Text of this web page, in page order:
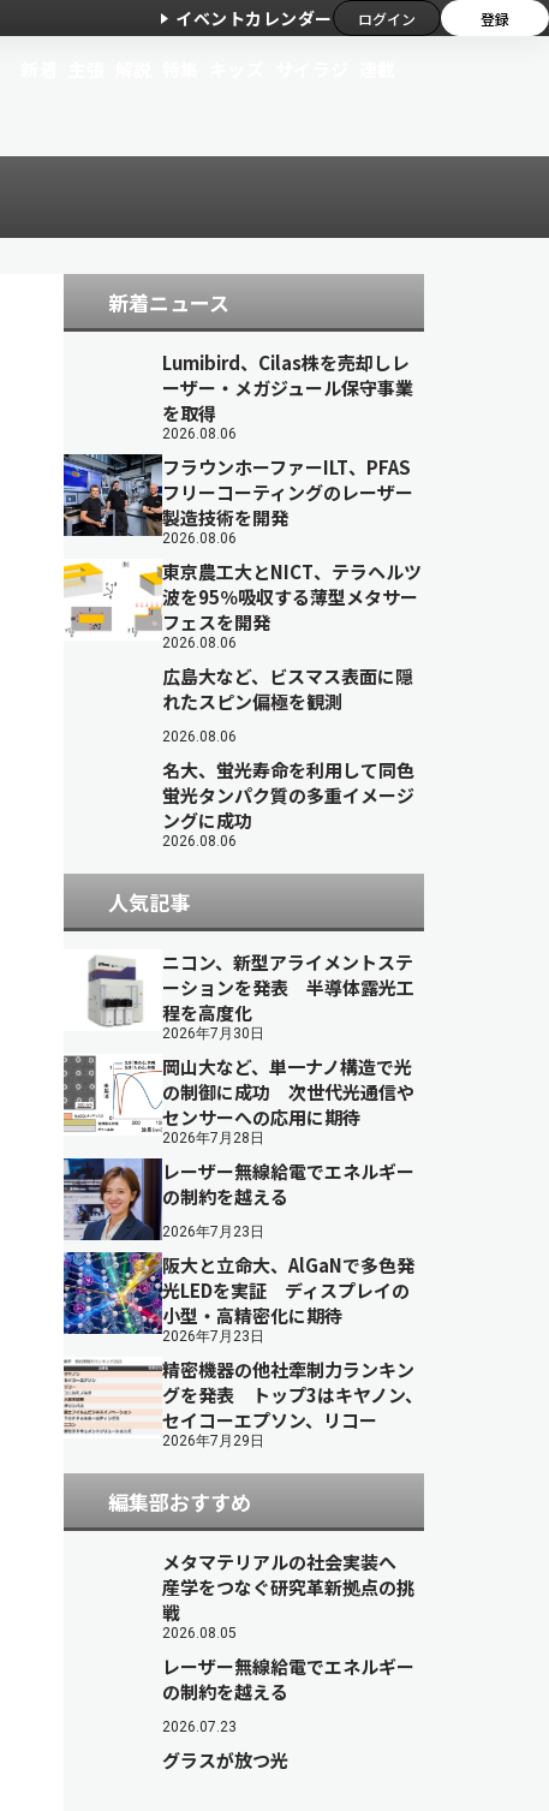
イベントカレンダー ログイン 登録
新着ニュース
Lumibird、Cilas株を売却しレ
ーザー・メガジュール保守事業
を取得
2026.08.06
フラウンホーファーILT、PFAS
フリーコーティングのレーザー
製造技術を開発
2026.08.06
東京農工大とNICT、テラヘルツ
波を95％吸収する薄型メタサー
フェスを開発
2026.08.06
広島大など、ビスマス表面に隠
れたスピン偏極を観測
2026.08.06
名大、蛍光寿命を利用して同色
蛍光タンパク質の多重イメージ
ングに成功
2026.08.06
人気記事
ニコン、新型アライメントステ
ーションを発表 半導体露光工
程を高度化
2026年7月30日
岡山大など、単一ナノ構造で光
の制御に成功 次世代光通信や
センサーへの応用に期待
2026年7月28日
レーザー無線給電でエネルギー
の制約を越える
2026年7月23日
阪大と立命大、AlGaNで多色発
光LEDを実証 ディスプレイの
小型・高精密化に期待
2026年7月23日
精密機器の他社牽制力ランキン
グを発表 トップ3はキヤノン、
セイコーエプソン、リコー
2026年7月29日
編集部おすすめ
メタマテリアルの社会実装へ
産学をつなぐ研究革新拠点の挑
戦
2026.08.05
レーザー無線給電でエネルギー
の制約を越える
2026.07.23
グラスが放つ光